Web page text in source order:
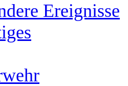
Ereignisse